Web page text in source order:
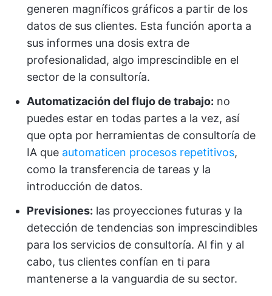
generen magníficos gráficos a partir de los
datos de sus clientes. Esta función aporta a
sus informes una dosis extra de
profesionalidad, algo imprescindible en el
sector de la consultoría.
Automatización del flujo de trabajo: no
puedes estar en todas partes a la vez, así
que opta por herramientas de consultoría de
IA que automaticen procesos repetitivos,
como la transferencia de tareas y la
introducción de datos.
Previsiones: las proyecciones futuras y la
detección de tendencias son imprescindibles
para los servicios de consultoría. Al fin y al
cabo, tus clientes confían en ti para
mantenerse a la vanguardia de su sector.